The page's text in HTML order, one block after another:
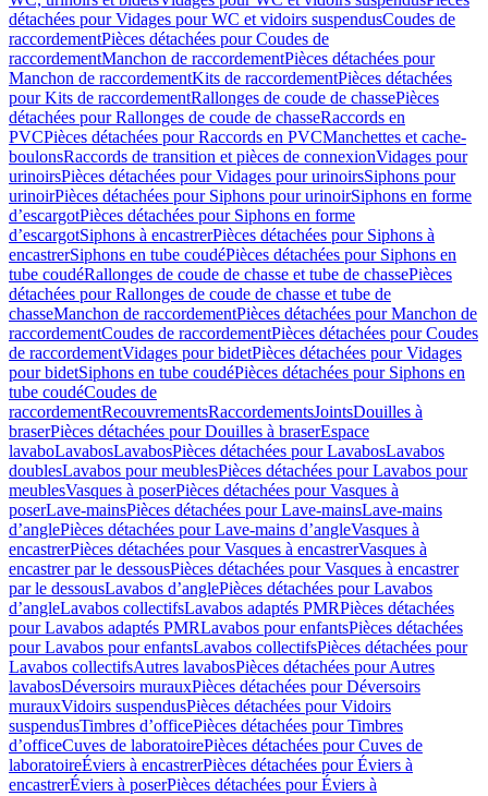
détachées pour Vidages pour WC et vidoirs suspendusCoudes de
raccordementPièces détachées pour Coudes de
raccordementManchon de raccordementPièces détachées pour
Manchon de raccordementKits de raccordementPièces détachées
pour Kits de raccordementRallonges de coude de chassePièces
détachées pour Rallonges de coude de chasseRaccords en
PVCPièces détachées pour Raccords en PVCManchettes et cache-
boulonsRaccords de transition et pièces de connexionVidages pour
urinoirsPièces détachées pour Vidages pour urinoirsSiphons pour
urinoirPièces détachées pour Siphons pour urinoirSiphons en forme
d’escargotPièces détachées pour Siphons en forme
d’escargotSiphons à encastrerPièces détachées pour Siphons à
encastrerSiphons en tube coudéPièces détachées pour Siphons en
tube coudéRallonges de coude de chasse et tube de chassePièces
détachées pour Rallonges de coude de chasse et tube de
chasseManchon de raccordementPièces détachées pour Manchon de
raccordementCoudes de raccordementPièces détachées pour Coudes
de raccordementVidages pour bidetPièces détachées pour Vidages
pour bidetSiphons en tube coudéPièces détachées pour Siphons en
tube coudéCoudes de
raccordementRecouvrementsRaccordementsJointsDouilles à
braserPièces détachées pour Douilles à braserEspace
lavaboLavabosLavabosPièces détachées pour LavabosLavabos
doublesLavabos pour meublesPièces détachées pour Lavabos pour
meublesVasques à poserPièces détachées pour Vasques à
poserLave-mainsPièces détachées pour Lave-mainsLave-mains
d’anglePièces détachées pour Lave-mains d’angleVasques à
encastrerPièces détachées pour Vasques à encastrerVasques à
encastrer par le dessousPièces détachées pour Vasques à encastrer
par le dessousLavabos d’anglePièces détachées pour Lavabos
d’angleLavabos collectifsLavabos adaptés PMRPièces détachées
pour Lavabos adaptés PMRLavabos pour enfantsPièces détachées
pour Lavabos pour enfantsLavabos collectifsPièces détachées pour
Lavabos collectifsAutres lavabosPièces détachées pour Autres
lavabosDéversoirs murauxPièces détachées pour Déversoirs
murauxVidoirs suspendusPièces détachées pour Vidoirs
suspendusTimbres dʼofficePièces détachées pour Timbres
dʼofficeCuves de laboratoirePièces détachées pour Cuves de
laboratoireÉviers à encastrerPièces détachées pour Éviers à
encastrerÉviers à poserPièces détachées pour Éviers à